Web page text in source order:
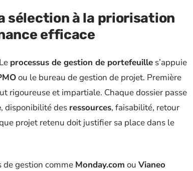
sélection à la priorisation
efficace
processus de gestion de portefeuille s’appuie
ou le bureau de gestion de projet. Première
rigoureuse et impartiale. Chaque dossier passe
, disponibilité des ressources, faisabilité, retour
projet retenu doit justifier sa place dans le
de gestion comme Monday.com ou Vianeo